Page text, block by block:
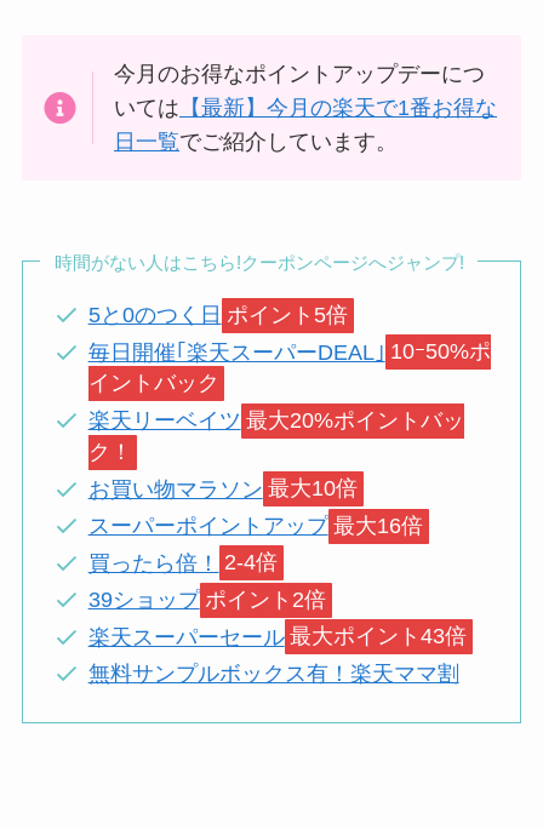
今月のお得なポイントアップデーにつ
いては 【最新】今月の楽天で1番お得な
日一覧でご紹介しています。
時間がない人はこちら!クーポンページへジャンプ!
5と0のつく日 ポイント5倍
毎日開催｢楽天スーパーDEAL｣ 10ｰ50%ポ
イントバック
楽天リーベイツ 最大20%ポイントバッ
ク！
お買い物マラソン 最大10倍
スーパーポイントアップ 最大16倍
買ったら倍！
2-4倍
39ショップ ポイント2倍
楽天スーパーセール 最大ポイント43倍
無料サンプルボックス有！楽天ママ割